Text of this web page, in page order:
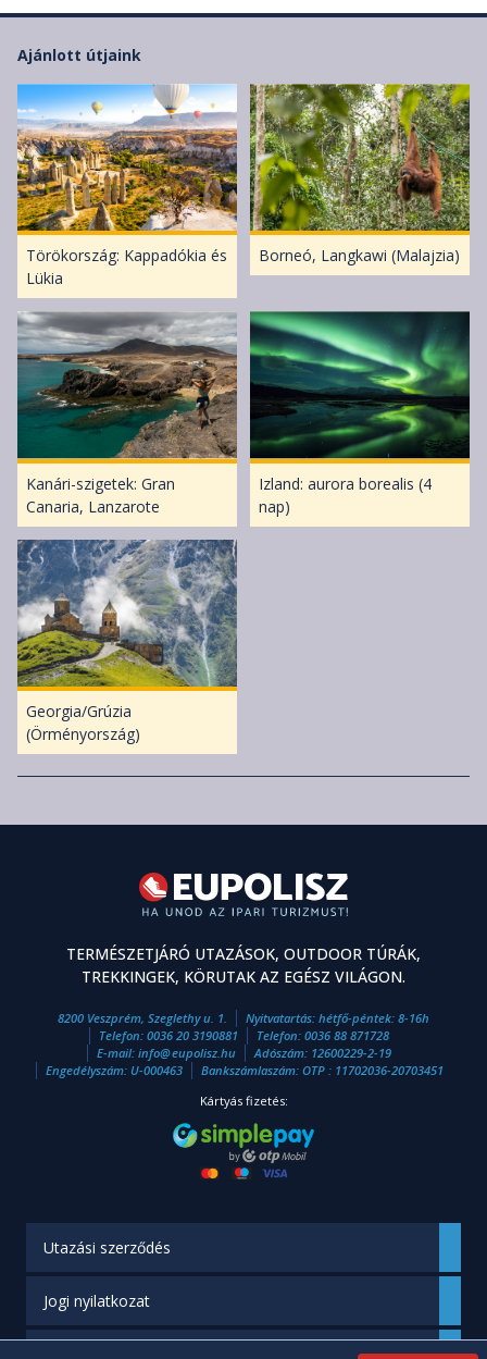
Ajánlott útjaink
Törökország: Kappadókia és
Lükia
Borneó, Langkawi (Malajzia)
Kanári-szigetek: Gran
Canaria, Lanzarote
Izland: aurora borealis (4
nap)
Georgia/Grúzia
(Örményország)
TERMÉSZETJÁRÓ UTAZÁSOK, OUTDOOR TÚRÁK,
TREKKINGEK, KÖRUTAK AZ EGÉSZ VILÁGON.
8200 Veszprém, Szeglethy u. 1.
Nyitvatartás: hétfő-péntek: 8-16h
Telefon: 0036 20 3190881 Telefon: 0036 88 871728
E-mail: info@eupolisz.hu
Adószám: 12600229-2-19
Engedélyszám: U-000463
Bankszámlaszám: OTP : 11702036-20703451
Kártyás fizetés:
Utazási szerződés
Jogi nyilatkozat